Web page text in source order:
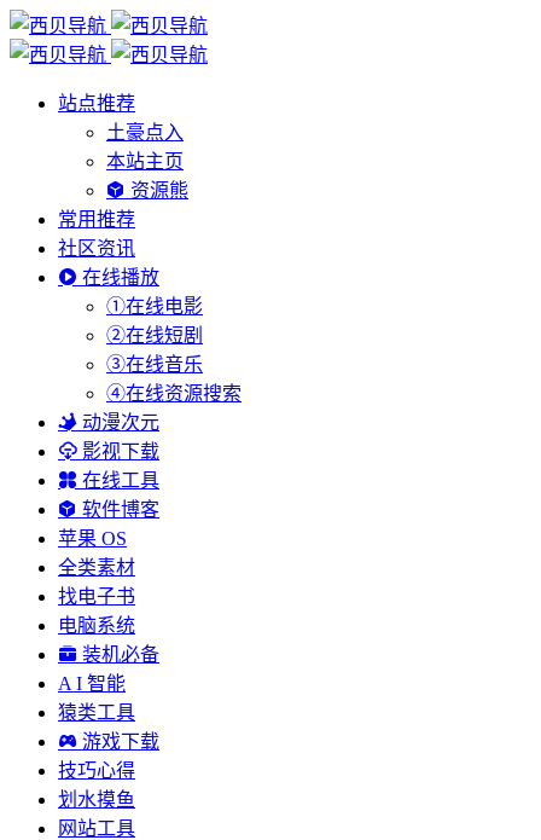
站点推荐
土豪点入
本站主页
资源熊
常用推荐
社区资讯
在线播放
①在线电影
②在线短剧
③在线音乐
④在线资源搜索
动漫次元
影视下载
在线工具
软件博客
苹果 OS
全类素材
找电子书
电脑系统
装机必备
A I 智能
猿类工具
游戏下载
技巧心得
划水摸鱼
网站工具